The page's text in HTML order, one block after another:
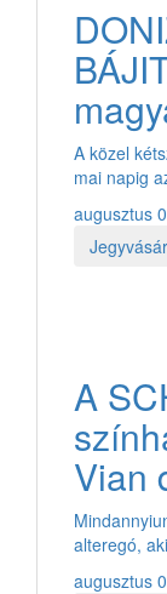
A közel
mai napig
augusztus
A
Vian
alteregó,
augusztus